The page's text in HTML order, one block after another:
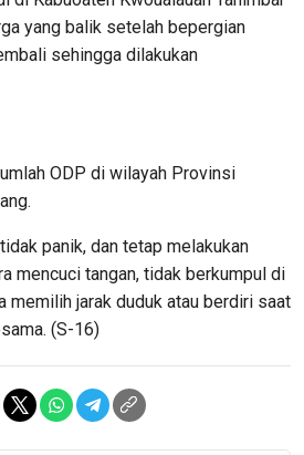
yang balik setelah bepergian
sehingga dilakukan
ODP di wilayah Provinsi
panik, dan tetap melakukan
mencuci tangan, tidak berkumpul di
memilih jarak duduk atau berdiri saat
(S-16)